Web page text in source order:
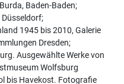
Baden-Baden;
1945 bis 2010, Galerie
Dresden;
Ausgewählte Werke von
Wolfsburg
bis Havekost. Fotografie